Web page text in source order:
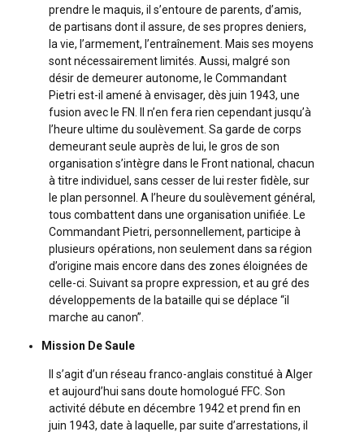
prendre le maquis, il s’entoure de parents, d’amis,
de partisans dont il assure, de ses propres deniers,
la vie, l’armement, l’entraînement. Mais ses moyens
sont nécessairement limités. Aussi, malgré son
désir de demeurer autonome, le Commandant
Pietri est-il amené à envisager, dès juin 1943, une
fusion avec le FN. Il n’en fera rien cependant jusqu’à
l’heure ultime du soulèvement. Sa garde de corps
demeurant seule auprès de lui, le gros de son
organisation s’intègre dans le Front national, chacun
à titre individuel, sans cesser de lui rester fidèle, sur
le plan personnel. A l’heure du soulèvement général,
tous combattent dans une organisation unifiée. Le
Commandant Pietri, personnellement, participe à
plusieurs opérations, non seulement dans sa région
d’origine mais encore dans des zones éloignées de
celle-ci. Suivant sa propre expression, et au gré des
développements de la bataille qui se déplace “il
marche au canon”.
Mission De Saule
Il s’agit d’un réseau franco-anglais constitué à Alger
et aujourd’hui sans doute homologué FFC. Son
activité débute en décembre 1942 et prend fin en
juin 1943, date à laquelle, par suite d’arrestations, il